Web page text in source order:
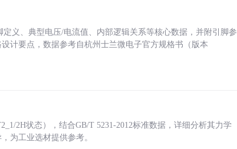
义、典型电压/电流值、内部逻辑关系等核心数据，并附引脚参
计要点，数据参考自杭州士兰微电子官方规格书（版本
2H状态），结合GB/T 5231-2012标准数据，详细分析其力学
为工业选材提供参考。